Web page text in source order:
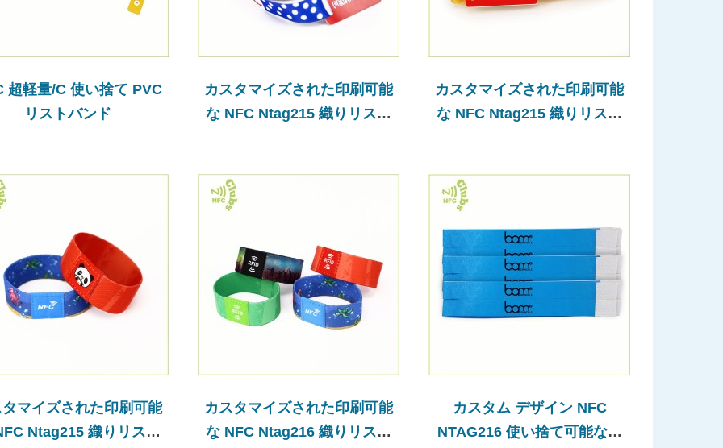
超軽量/C 使い捨て PVC
リストバンド
カスタマイズされた印刷可能
な NFC Ntag215 織りリスト
カスタマイズされた印刷可能
な NFC Ntag215 織りリスト
マイズされた印刷可能
Ntag215 織りリスト
カスタマイズされた印刷可能
な NFC Ntag216 織りリスト
カスタム デザイン NFC
NTAG216 使い捨て可能なタ